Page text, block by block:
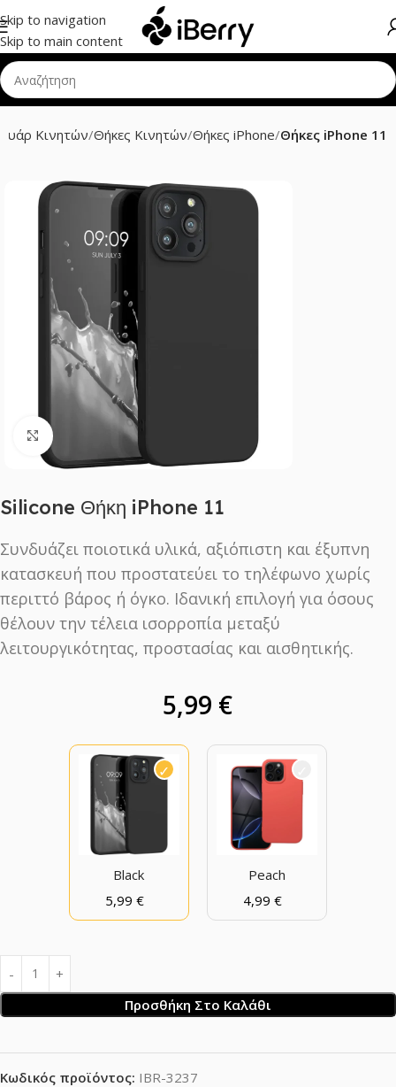
Skip to navigation
Skip to main content
Κινητών Θήκες Κινητών Θήκες iPhone Θήκες iPhone 11
Click to enlarge
Silicone Θήκη iPhone 11
Συνδυάζει ποιοτικά υλικά, αξιόπιστη και έξυπνη
κατασκευή που προστατεύει το τηλέφωνο χωρίς
περιττό βάρος ή όγκο. Ιδανική επιλογή για όσους
θέλουν την τέλεια ισορροπία μεταξύ
λειτουργικότητας, προστασίας και αισθητικής.
5,99 €
Black
5,99 €
Peach
4,99 €
Προσθήκη Στο Καλάθι
Κωδικός προϊόντος: IBR-3237